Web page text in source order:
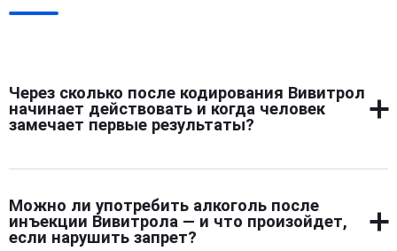
Через сколько после кодирования Вивитрол
начинает действовать и когда человек
замечает первые результаты?
Препарат начинает блокировать рецепторы уже через
человек обычно ощущает в течение первых суток: тяга
к алкоголю становится слабее, пропадает навязчивое
Можно ли употребить алкоголь после
инъекции Вивитрола — и что произойдет,
если нарушить запрет?